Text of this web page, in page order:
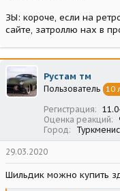
ЗЫ: короче, если на
сайте, затроллю нах в
Рустам тм
Пользователь 10
Регистрация
Оценка реакций
Город
29.03.2020
Шильдик можно купить